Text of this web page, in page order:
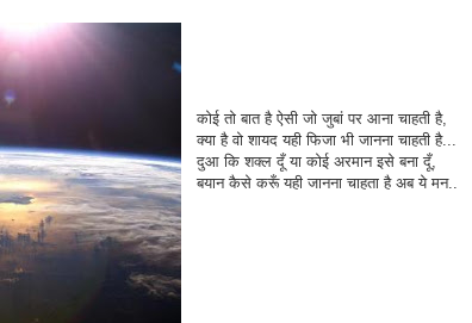
कोई तो बात है ऐसी जो जुबां पर आना चाहती है,
क्या है वो शायद यही फिजा भी जानना चाहती है...
दुआ कि शक्ल दूँ या कोई अरमान इसे बना दूँ,
बयान कैसे करूँ यही जानना चाहता है अब ये मन..